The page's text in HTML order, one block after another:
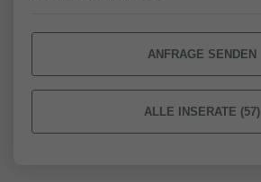
ANFRAGE SENDEN
ALLE INSERATE (57)